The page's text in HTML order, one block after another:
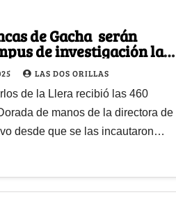
de Gacha serán
de investigación la
Caldas
LAS DOS ORILLAS
de la Llera recibió las 460
de manos de la directora de
desde que se las incautaron…